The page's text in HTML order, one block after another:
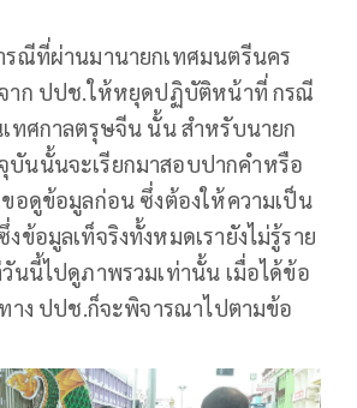
รณีที่ผ่านมานายกเทศมนตรีนคร
จาก ปปช.ให้หยุดปฏิบัติหน้าที่ กรณี
เทศกาลตรุษจีน นั้น สำหรับนายก
บันนั้นจะเรียกมาสอบปากคำหรือ
อดูข้อมูลก่อน ซึ่งต้องให้ความเป็น
ข้อมูลเท็จริงทั้งหมดเรายังไม่รู้ราย
นนี้ไปดูภาพรวมเท่านั้น เมื่อได้ข้อ
ทาง ปปช.ก็จะพิจารณาไปตามข้อ